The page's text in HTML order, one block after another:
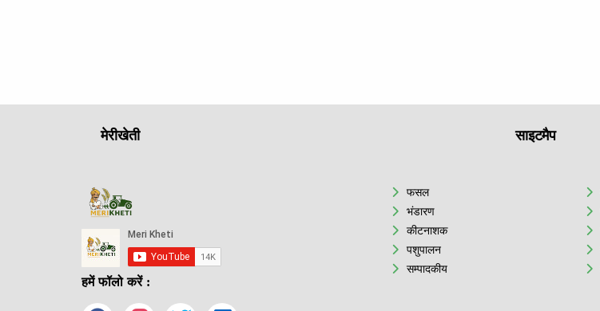
मेरीखेती
हमें फॉलो करें :
साइटमैप
फसल
भंडारण
कीटनाशक
पशुपालन
सम्पादकीय